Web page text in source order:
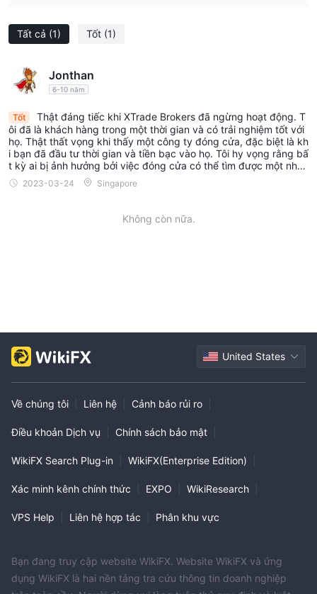
Tất cả (1) Tốt (1)
Jonthan
6-10 năm
Tốt
Thật đáng tiếc khi XTrade Brokers đã ngừng hoạt động. T
ôi đã là khách hàng trong một thời gian và có trải nghiệm tốt với
họ. Thật thất vọng khi thấy một công ty đóng cửa, đặc biệt là kh
i bạn đã đầu tư thời gian và tiền bạc vào họ. Tôi hy vọng rằng bấ
t kỳ ai bị ảnh hưởng bởi việc đóng cửa có thể tìm được một nhà
môi giới mới đáp ứng nhu cầu của họ.
2023-03-24 Singapore
Không còn nữa.
United States
Về chúng tôi Liên hệ Cảnh báo rủi ro
Điều khoản Dịch vụ Chính sách bảo mật
WikiFX Search Plug-in WikiFX(Enterprise Edition)
Xác minh kênh chính thức EXPO WikiResearch
VPS Help Liên hệ hợp tác Phân khu vực
Bạn đang truy cập website WikiFX. Website WikiFX và ứng
dụng WikiFX là hai nền tảng tra cứu thông tin doanh nghiệp